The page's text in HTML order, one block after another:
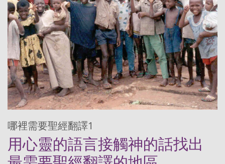
哪裡需要聖經翻譯1
用心靈的語言接觸神的話找出